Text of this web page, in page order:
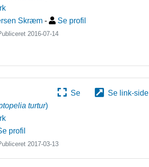
Skræm - Se profil
2016-07-14
Se
Se link-side
turtur)
profil
2017-03-13